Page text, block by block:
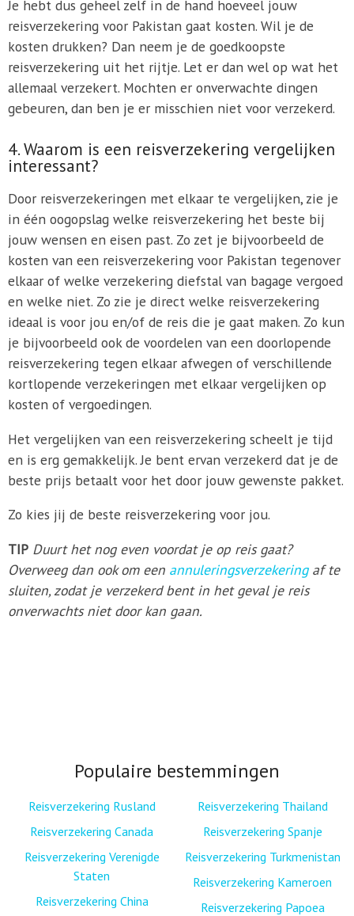
Je hebt dus geheel zelf in de hand hoeveel jouw
reisverzekering voor Pakistan gaat kosten. Wil je de
kosten drukken? Dan neem je de goedkoopste
reisverzekering uit het rijtje. Let er dan wel op wat het
allemaal verzekert. Mochten er onverwachte dingen
gebeuren, dan ben je er misschien niet voor verzekerd.
4. Waarom is een reisverzekering vergelijken
interessant?
Door reisverzekeringen met elkaar te vergelijken, zie je
in één oogopslag welke reisverzekering het beste bij
jouw wensen en eisen past. Zo zet je bijvoorbeeld de
kosten van een reisverzekering voor Pakistan tegenover
elkaar of welke verzekering diefstal van bagage vergoed
en welke niet. Zo zie je direct welke reisverzekering
ideaal is voor jou en/of de reis die je gaat maken. Zo kun
je bijvoorbeeld ook de voordelen van een doorlopende
reisverzekering tegen elkaar afwegen of verschillende
kortlopende verzekeringen met elkaar vergelijken op
kosten of vergoedingen.
Het vergelijken van een reisverzekering scheelt je tijd
en is erg gemakkelijk. Je bent ervan verzekerd dat je de
beste prijs betaalt voor het door jouw gewenste pakket.
Zo kies jij de beste reisverzekering voor jou.
TIP Duurt het nog even voordat je op reis gaat?
Overweeg dan ook om een annuleringsverzekeringaf te
sluiten, zodat je verzekerd bent in het geval je reis
onverwachts niet door kan gaan.
Populaire bestemmingen
Reisverzekering Rusland
Reisverzekering Canada
Reisverzekering Verenigde
Staten
Reisverzekering China
Reisverzekering Thailand
Reisverzekering Spanje
Reisverzekering Turkmenistan
Reisverzekering Kameroen
Reisverzekering Papoea